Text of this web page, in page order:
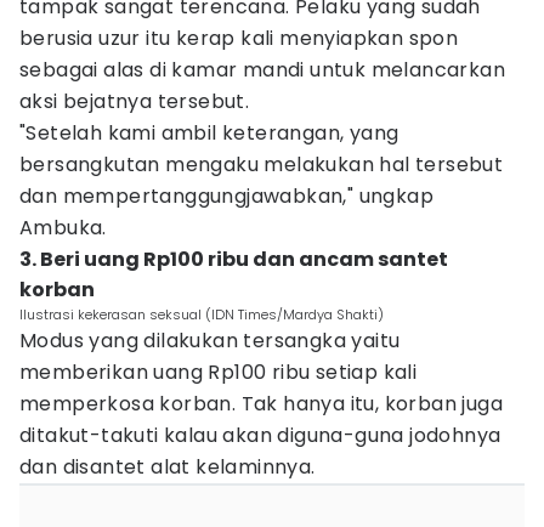
tampak sangat terencana. Pelaku yang sudah
berusia uzur itu kerap kali menyiapkan spon
sebagai alas di kamar mandi untuk melancarkan
aksi bejatnya tersebut.
"Setelah kami ambil keterangan, yang
bersangkutan mengaku melakukan hal tersebut
dan mempertanggungjawabkan," ungkap
Ambuka.
3. Beri uang Rp100 ribu dan ancam santet
korban
Ilustrasi kekerasan seksual (IDN Times/Mardya Shakti)
Modus yang dilakukan tersangka yaitu
memberikan uang Rp100 ribu setiap kali
memperkosa korban. Tak hanya itu, korban juga
ditakut-takuti kalau akan diguna-guna jodohnya
dan disantet alat kelaminnya.